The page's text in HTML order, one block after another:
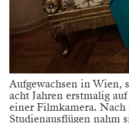
Aufgewachsen in Wien,
acht Jahren erstmalig
einer Filmkamera. Nach
Studienausflügen nahm